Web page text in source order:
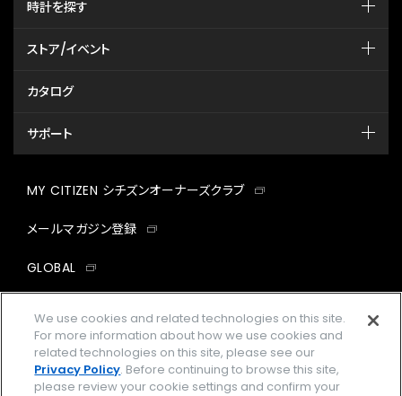
時計を探す
ストア/イベント
カタログ
サポート
MY CITIZEN シチズンオーナーズクラブ
メールマガジン登録
GLOBAL
facebookinstagramtwitter
企業情報 ご利用規約
We use cookies and related technologies on this site.
For more information about how we use cookies and
related technologies on this site, please see our
Privacy Policy. Before continuing to browse this site,
please review your cookie settings and confirm your